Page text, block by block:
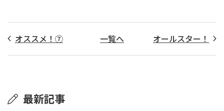
オススメ！⑦ 一覧へ オールスター！
最新記事